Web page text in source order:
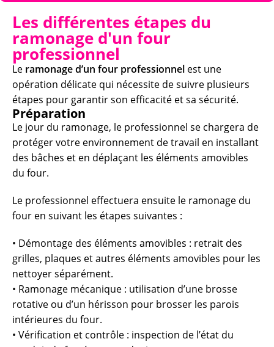
Les différentes étapes du
ramonage d'un four
professionnel
Le ramonage d’un four professionnel est une
opération délicate qui nécessite de suivre plusieurs
étapes pour garantir son efficacité et sa sécurité.
Préparation
Le jour du ramonage, le professionnel se chargera de
protéger votre environnement de travail en installant
des bâches et en déplaçant les éléments amovibles
du four.
Le professionnel effectuera ensuite le ramonage du
four en suivant les étapes suivantes :
• Démontage des éléments amovibles : retrait des
grilles, plaques et autres éléments amovibles pour les
nettoyer séparément.
• Ramonage mécanique : utilisation d’une brosse
rotative ou d’un hérisson pour brosser les parois
intérieures du four.
• Vérification et contrôle : inspection de l’état du